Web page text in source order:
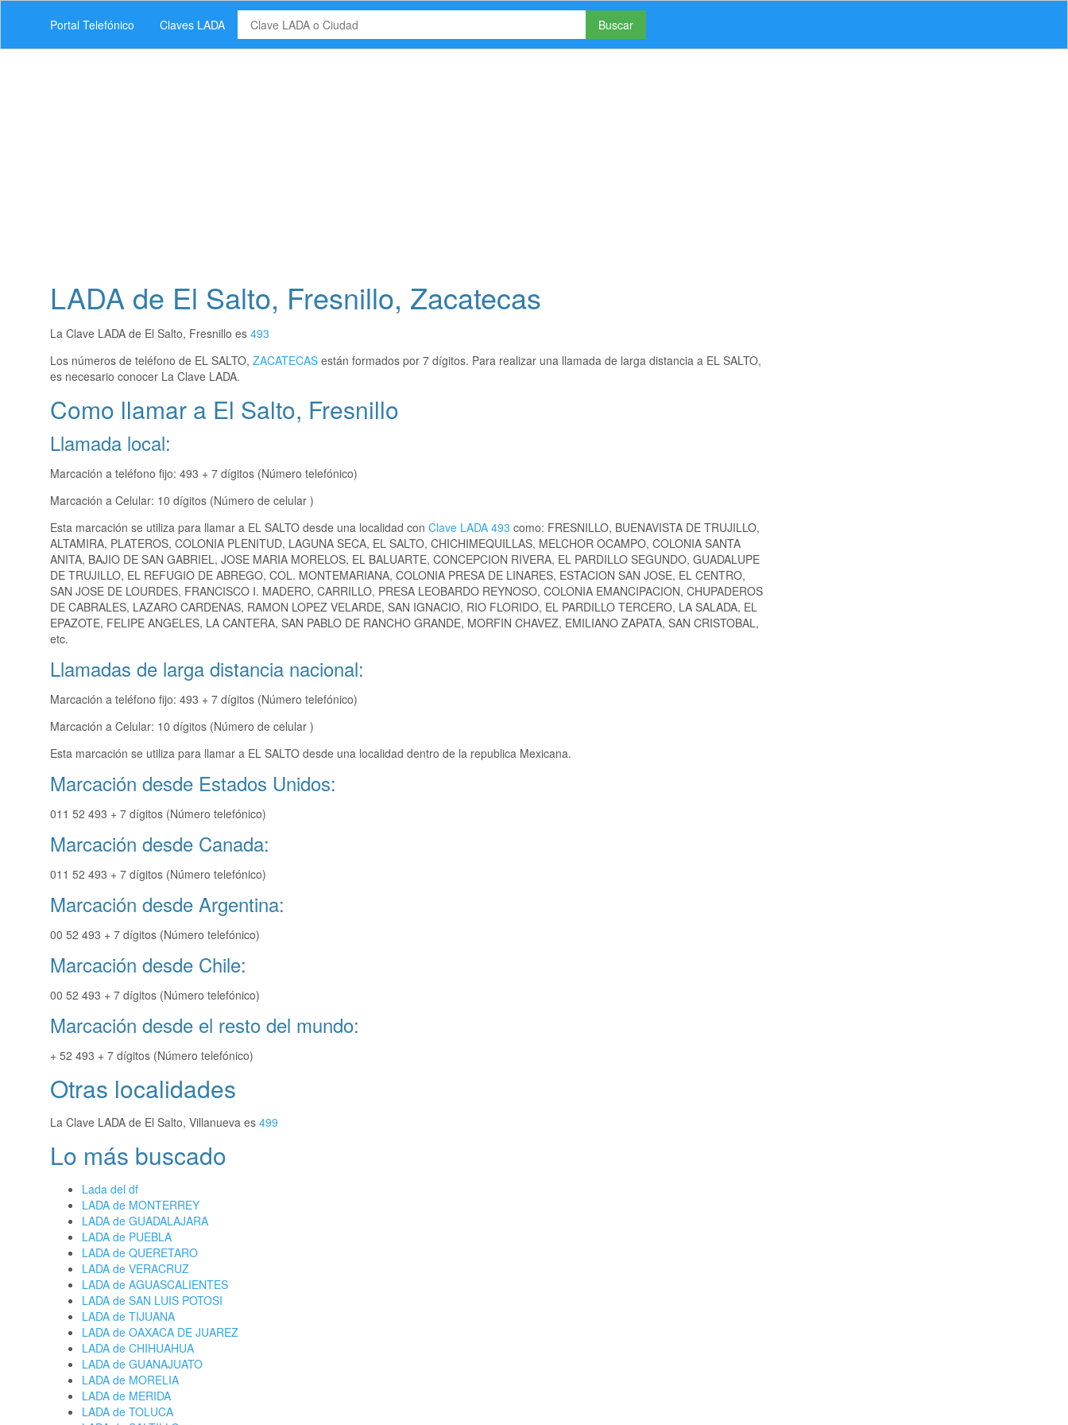
Portal Telefónico Claves LADA Buscar
LADA de El Salto, Fresnillo, Zacatecas
La Clave LADA de El Salto, Fresnillo es 493
Los números de teléfono de EL SALTO, ZACATECAS están formados por 7 dígitos. Para realizar una llamada de larga distancia a EL SALTO,
es necesario conocer La Clave LADA.
Como llamar a El Salto, Fresnillo
Llamada local:
Marcación a teléfono fijo: 493 + 7 dígitos (Número telefónico)
Marcación a Celular: 10 dígitos (Número de celular )
Esta marcación se utiliza para llamar a EL SALTO desde una localidad con Clave LADA 493 como: FRESNILLO, BUENAVISTA DE TRUJILLO,
ALTAMIRA, PLATEROS, COLONIA PLENITUD, LAGUNA SECA, EL SALTO, CHICHIMEQUILLAS, MELCHOR OCAMPO, COLONIA SANTA
ANITA, BAJIO DE SAN GABRIEL, JOSE MARIA MORELOS, EL BALUARTE, CONCEPCION RIVERA, EL PARDILLO SEGUNDO, GUADALUPE
DE TRUJILLO, EL REFUGIO DE ABREGO, COL. MONTEMARIANA, COLONIA PRESA DE LINARES, ESTACION SAN JOSE, EL CENTRO,
SAN JOSE DE LOURDES, FRANCISCO I. MADERO, CARRILLO, PRESA LEOBARDO REYNOSO, COLONIA EMANCIPACION, CHUPADEROS
DE CABRALES, LAZARO CARDENAS, RAMON LOPEZ VELARDE, SAN IGNACIO, RIO FLORIDO, EL PARDILLO TERCERO, LA SALADA, EL
EPAZOTE, FELIPE ANGELES, LA CANTERA, SAN PABLO DE RANCHO GRANDE, MORFIN CHAVEZ, EMILIANO ZAPATA, SAN CRISTOBAL,
etc.
Llamadas de larga distancia nacional:
Marcación a teléfono fijo: 493 + 7 dígitos (Número telefónico)
Marcación a Celular: 10 dígitos (Número de celular )
Esta marcación se utiliza para llamar a EL SALTO desde una localidad dentro de la republica Mexicana.
Marcación desde Estados Unidos:
011 52 493 + 7 dígitos (Número telefónico)
Marcación desde Canada:
011 52 493 + 7 dígitos (Número telefónico)
Marcación desde Argentina:
00 52 493 + 7 dígitos (Número telefónico)
Marcación desde Chile:
00 52 493 + 7 dígitos (Número telefónico)
Marcación desde el resto del mundo:
+ 52 493 + 7 dígitos (Número telefónico)
Otras localidades
La Clave LADA de El Salto, Villanueva es 499
Lo más buscado
Lada del df
LADA de MONTERREY
LADA de GUADALAJARA
LADA de PUEBLA
LADA de QUERETARO
LADA de VERACRUZ
LADA de AGUASCALIENTES
LADA de SAN LUIS POTOSI
LADA de TIJUANA
LADA de OAXACA DE JUAREZ
LADA de CHIHUAHUA
LADA de GUANAJUATO
LADA de MORELIA
LADA de MERIDA
LADA de TOLUCA